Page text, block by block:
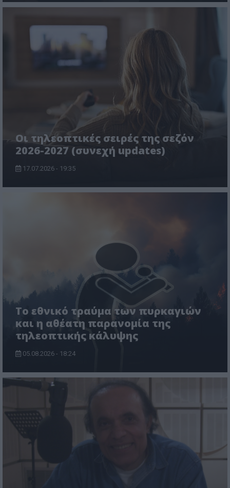
Οι τηλεοπτικές σειρές της σεζόν
2026-2027 (συνεχή updates)
17.07.2026 - 19:35
Το εθνικό τραύμα των πυρκαγιών
και η αθέατη παρανομία της
τηλεοπτικής κάλυψης
05.08.2026 - 18:24